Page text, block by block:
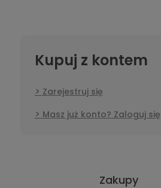
Kupuj z kontem
Zarejestruj się
Masz już konto? Zaloguj się
Zakupy